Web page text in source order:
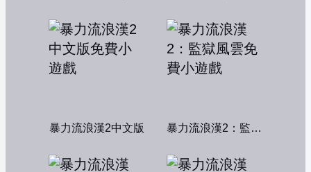
暴力流浪漢2中文版 暴力流浪漢2：監獄風雲